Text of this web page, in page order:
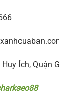
Ích, Quận